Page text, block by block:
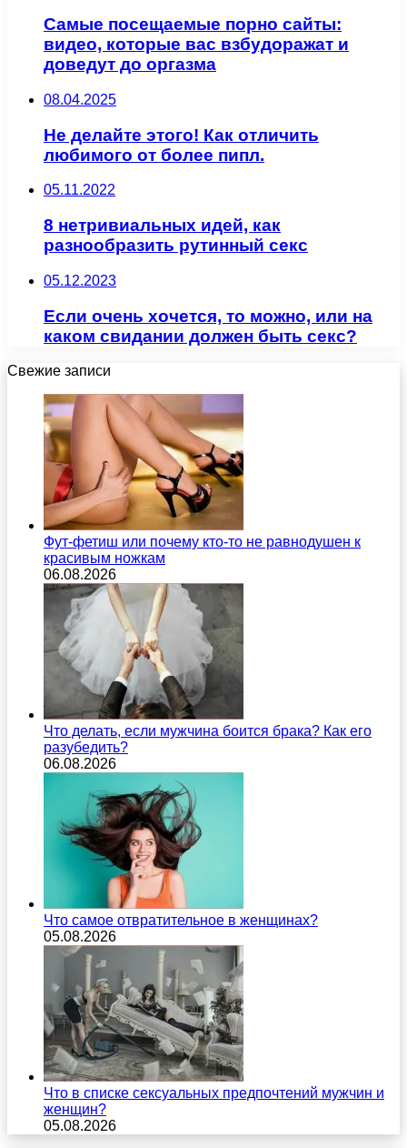
Самые посещаемые порно сайты:
видео, которые вас взбудоражат и
доведут до оргазма
08.04.2025
Не делайте этого! Как отличить
любимого от более пипл.
05.11.2022
8 нетривиальных идей, как
разнообразить рутинный секс
05.12.2023
Если очень хочется, то можно, или на
каком свидании должен быть секс?
Свежие записи
Фут-фетиш или почему кто-то не равнодушен к
красивым ножкам
06.08.2026
Что делать, если мужчина боится брака? Как его
разубедить?
06.08.2026
Что самое отвратительное в женщинах?
05.08.2026
Что в списке сексуальных предпочтений мужчин и
женщин?
05.08.2026